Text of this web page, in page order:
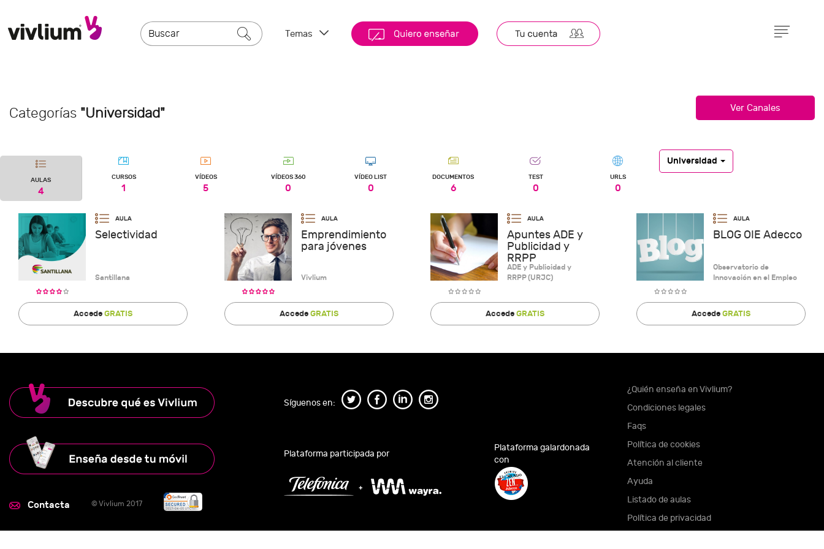
Temas
Categorías "Universidad"
AULAS
4
CURSOS
1
VÍDEOS
5
VÍDEOS 360
0
VÍDEO LIST
0
DOCUMENTOS
6
TEST
0
URLS
0
Universidad
Selectividad
Santillana
AccedeGRATIS
Emprendimiento
para jóvenes
Vivlium
AccedeGRATIS
Apuntes ADE y
Publicidad y
RRPP
ADE y Publicidad y
RRPP (URJC)
AccedeGRATIS
BLOG OIE Adecco
Observatorio de
Innovación en el Empleo
AccedeGRATIS
Contacta © Vivlium 2017
Síguenos en:
Plataforma participada por
Plataforma galardonada
con
¿Quién enseña en Vivlium?
Condiciones legales
Faqs
Política de cookies
Atención al cliente
Ayuda
Listado de aulas
Política de privacidad